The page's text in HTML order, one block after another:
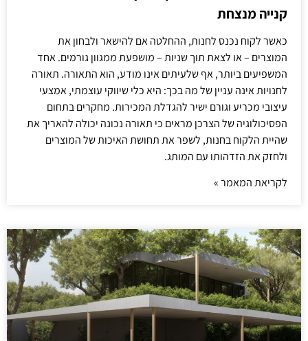
קנייה מנצחת
כאשר לקוח נכנס לחנות, ההחלטה אם להישאר ולבחון את
המוצרים – או לצאת תוך שניות – מושפעת ממגוון גורמים. אחד
המשפיעים ביותר, אף שלעיתים אינו מודע, הוא התאורה. תאורה
לחנויות אינה עניין של מה בכך: היא כלי שיווקי עוצמתי, אמצעי
עיצובי מכריע וגורם ישיר להגדלת המכירות. מחקרים בתחום
הפסיכולוגיה של הצרכן מראים כי תאורה נכונה יכולה להאריך את
שהיית הלקוח בחנות, לשפר את תחושת האיכות של המוצרים
ולחזק את הזדהותו עם המותג.
לקריאת המאמר »